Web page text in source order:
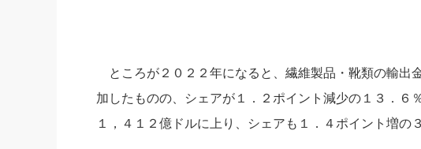
ところが２０２２年になると、繊維製品・靴類の輸出
加したものの、シェアが１．２ポイント減少の１３．６
１，４１２億ドルに上り、シェアも１．４ポイント増の